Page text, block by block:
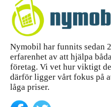
Nymobil har funnits sedan
erfarenhet av att hjälpa
företag. Vi vet hur viktigt
därför ligger vårt fokus på
låga priser.